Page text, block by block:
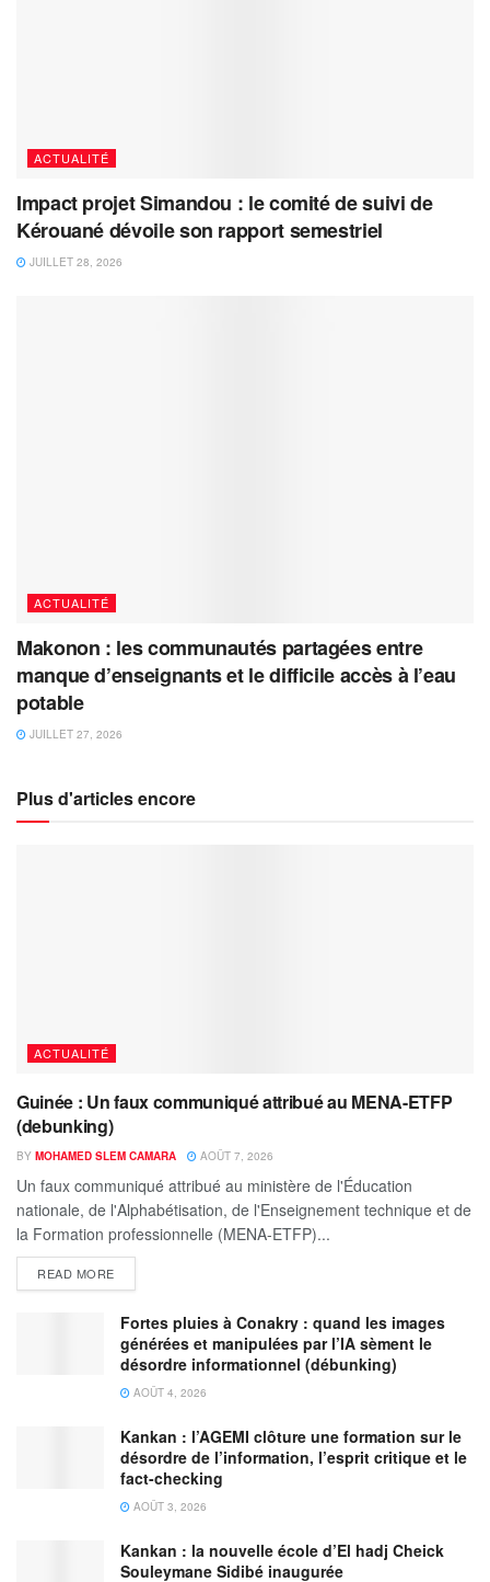
ACTUALITÉ
Impact projet Simandou : le comité de suivi de
Kérouané dévoile son rapport semestriel
JUILLET 28, 2026
ACTUALITÉ
Makonon : les communautés partagées entre
manque d’enseignants et le difficile accès à l’eau
potable
JUILLET 27, 2026
Plus d'articles encore
ACTUALITÉ
Guinée : Un faux communiqué attribué au MENA-ETFP
(debunking)
BY MOHAMED SLEM CAMARA AOÛT 7, 2026
Un faux communiqué attribué au ministère de l'Éducation
nationale, de l'Alphabétisation, de l'Enseignement technique et de
la Formation professionnelle (MENA-ETFP)...
READ MORE
Fortes pluies à Conakry : quand les images
générées et manipulées par l’IA sèment le
désordre informationnel (débunking)
AOÛT 4, 2026
Kankan : l’AGEMI clôture une formation sur le
désordre de l’information, l’esprit critique et le
fact-checking
AOÛT 3, 2026
Kankan : la nouvelle école d’El hadj Cheick
Souleymane Sidibé inaugurée